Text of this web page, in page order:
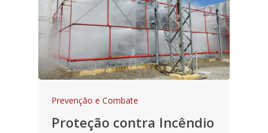
Prevenção e Combate
Proteção contra Incêndio